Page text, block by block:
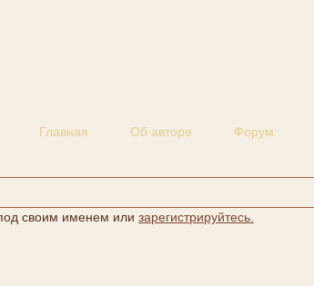
Главная Об авторе Форум
своим именем или зарегистрируйтесь.